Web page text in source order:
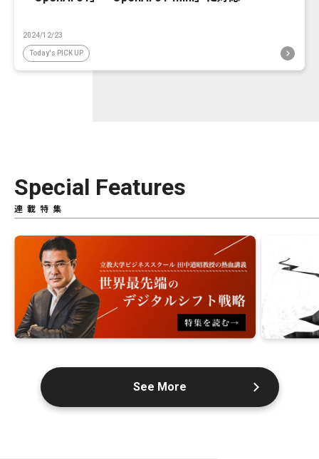
2024/12/23
Today's PICK UP
Special Features
連載特集
See More